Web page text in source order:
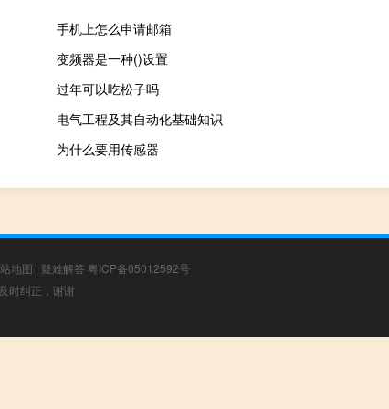
手机上怎么申请邮箱
变频器是一种()设置
过年可以吃松子吗
电气工程及其自动化基础知识
为什么要用传感器
地图 | 疑难解答 粤ICP备05012592号
时纠正，谢谢